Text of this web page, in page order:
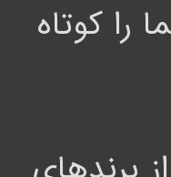
را کوتاه